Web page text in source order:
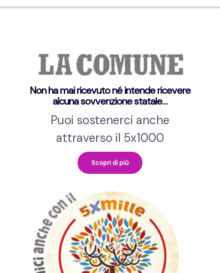
Non ha mai ricevuto né intende ricevere
alcuna sovvenzione statale…
Puoi sostenerci anche
attraverso il 5x1000
Scopri di più